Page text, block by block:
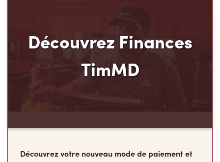
Découvrez Finances
TimMD
Découvrez votre nouveau mode de paiement et